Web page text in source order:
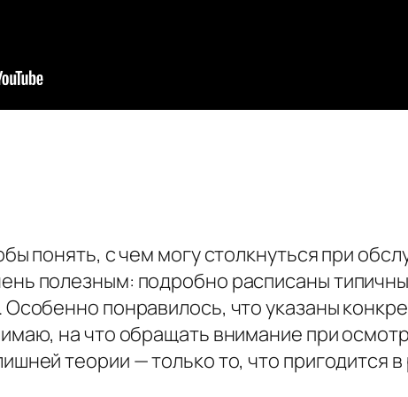
понять, с чем могу столкнуться при
полезным: подробно расписаны
Особенно понравилось, что указаны
на что обращать внимание при
теории — только то, что пригодится